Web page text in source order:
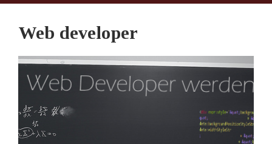
Web developer